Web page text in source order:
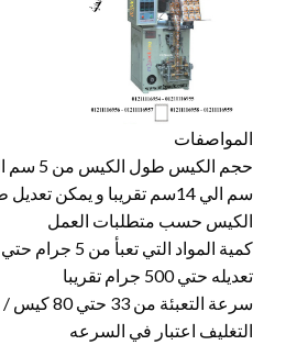
المواصفات
سم الي 14سم تقريبا و يمكن
الكيس حسب متطلبات العمل
تعديله حتي 500 جرام تقريبا
سرعة
التغليف اعتبار في السرعه